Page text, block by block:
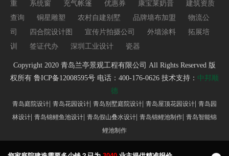
重
系统窗 充气帐篷 优惠券 康宝莱奶昔
建筑资质
查询
铜星雕塑 农村自建别墅 品牌墙布加盟
物流公
司
四合院设计图 宣传片拍摄公司 外墙涂料
拓展培
训
签证代办 深圳工业设计 瓷器
Copyright 2020 青岛兰亭景观工程有限公司 All Rights Reserved 版
权所有 鲁ICP备12008595号 电话：400-176-0626 技术支持： 中邦顺
德
青岛庭院设计 青岛花园设计 青岛别墅庭院设计 青岛屋顶花园设计 青岛园
林设计 青岛锦鲤鱼池设计 青岛假山叠水设计 青岛锦鲤池制作 青岛智能锦
鲤池制作